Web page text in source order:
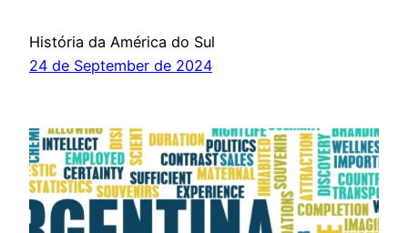
História da América do Sul
24 de September de 2024